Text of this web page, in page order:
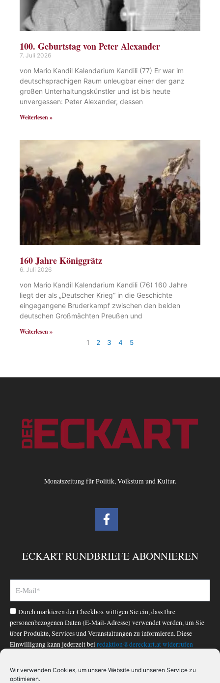
Wir verwenden Cookies, um unsere Website und unseren Service zu
optimieren.
100. Geburtstag von Peter Alexander
7. Juli 2026
von Mario Kandil Kalendarium Kandili (77) Er war im
deutschsprachigen Raum unleugbar einer der ganz
großen Unterhaltungskünstler und ist bis heute
unvergessen: Peter Alexander, dessen
Weiterlesen »
160 Jahre Königgrätz
6. Juli 2026
von Mario Kandil Kalendarium Kandili (76) 160 Jahre
liegt der als „Deutscher Krieg“ in die Geschichte
eingegangene Bruderkampf zwischen den beiden
deutschen Großmächten Preußen und
Weiterlesen »
1 2 3 4 5
Monatszeitung für Politik, Volkstum und Kultur.
F
a
b
o
-
f
ECKART RUNDBRIEFE ABONNIEREN
Durch markieren der Checkbox willigen Sie ein, dass Ihre
personenbezogenen Daten (E-Mail-Adresse) verwendet werden, um Sie
über Produkte, Services und Veranstaltungen zu informieren. Diese
Einwilligung kann jederzeit bei redaktion@dereckart.atwiderrufen
Datenschutzerklärung